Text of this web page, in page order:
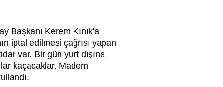
Başkanı Kerem Kınık'a
iptal edilmesi çağrısı yapan
var. Bir gün yurt dışına
kaçacaklar. Madem